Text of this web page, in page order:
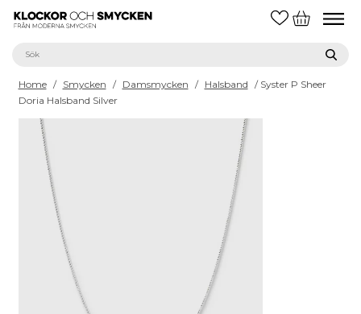
Home / Smycken / Damsmycken / Halsband / Syster P Sheer
Doria Halsband Silver